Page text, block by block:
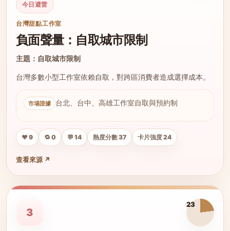
今日避雷
台灣甜點工作室
負面聲量：自取城市限制
主題：自取城市限制
台灣多數小型工作室依賴自取，對跨區消費者造成選擇成本。
台北、台中、高雄工作室自取與預約制
❤️ 9 🔁 0 💬 14 熱度分數 37 卡片強度 24
查看來源 ↗
3
23